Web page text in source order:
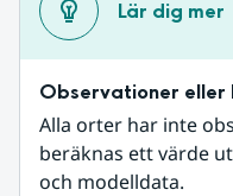
Lär dig mer
Observationer
Alla orter har inte
beräknas ett värde
och modelldata.